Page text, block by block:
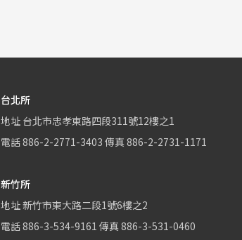
台北所
地址 台北市忠孝東路四段311號12樓之1
電話886-2-2771-3403 傳真 886-2-2731-1171
新竹所
地址新竹市東大路二段1號6樓之2
電話886-3-534-9161 傳真 886-3-531-0460